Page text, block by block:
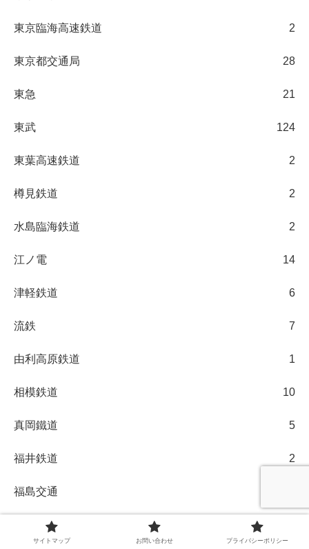
東京臨海高速鉄道 2
東京都交通局 28
東急 21
東武 124
東葉高速鉄道 2
樽見鉄道 2
水島臨海鉄道 2
江ノ電 14
津軽鉄道 6
流鉄 7
由利高原鉄道 1
相模鉄道 10
真岡鐵道 5
福井鉄道 2
福島交通
福島臨海鉄道
サイトマップ お問い合わせ プライバシーポリシー